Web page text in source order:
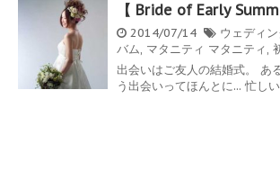
【 Bride of Early
2014/07/14 ウェディ
バム, マタニティ マタニティ,
出会いはご友人の結婚式。 あ
う出会いってほんとに... 忙し